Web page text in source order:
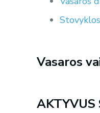
Vasaros